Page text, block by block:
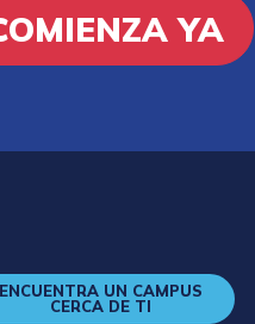
YA
ENCUENTRA UN CAMPUS
CERCA DE TI